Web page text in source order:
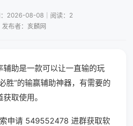
：2026-08-08｜阅读：2
发布者：亥麟网
辅助是一款可以让一直输的玩
胜”的输赢辅助神器，有需要的
取使用。
申请 549552478 进群获取软